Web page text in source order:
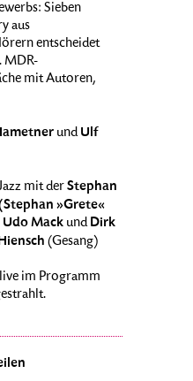
Sieben
aus
entscheidet
MDR-
mit Autoren,
undUlf
mit derStephan
»Grete«
Udo Mack undDirk
(Gesang)
im Programm